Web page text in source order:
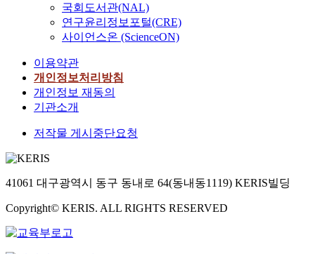
국회도서관(NAL)
연구윤리정보포털(CRE)
사이언스온 (ScienceON)
이용약관
개인정보처리방침
개인정보 재동의
기관소개
저작물 게시중단요청
41061 대구광역시 동구 동내로 64(동내동1119) KERIS빌딩
Copyright© KERIS. ALL RIGHTS RESERVED